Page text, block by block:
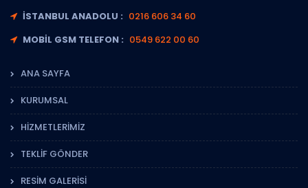
İSTANBUL ANADOLU : 0216 606 34 60
MOBIL GSM TELEFON : 0549 622 00 60
ANA SAYFA
KURUMSAL
HIZMETLERIMIZ
TEKLIF GÖNDER
RESIM GALERISI